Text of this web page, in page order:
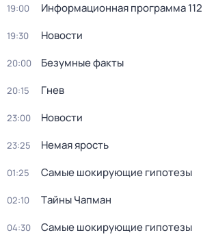
19:00 Информационная программа 112
19:30 Новости
20:00 Безумные факты
20:15 Гнев
23:00 Новости
23:25 Немая ярость
01:25 Самые шoкиpующие гипотезы
02:10 Тaйны Чапман
04:30 Самые шoкиpующие гипотезы